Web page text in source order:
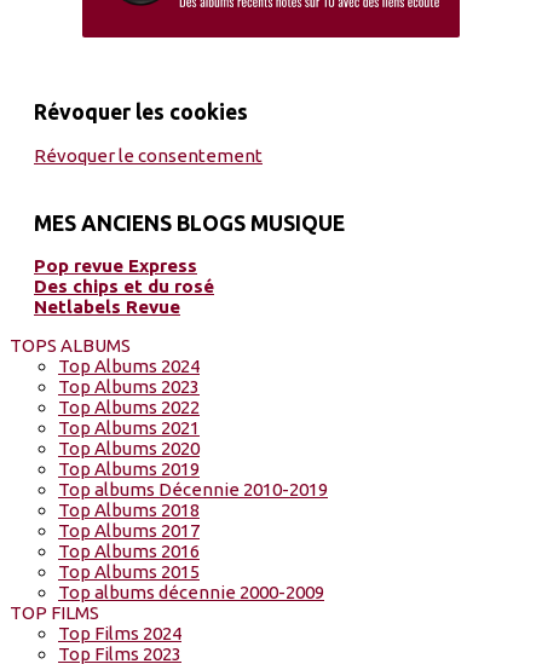
Révoquer les cookies
Révoquer le consentement
MES ANCIENS BLOGS MUSIQUE
Pop revue Express
Des chips et du rosé
Netlabels Revue
TOPS ALBUMS
Top Albums 2024
Top Albums 2023
Top Albums 2022
Top Albums 2021
Top Albums 2020
Top Albums 2019
Top albums Décennie 2010-2019
Top Albums 2018
Top Albums 2017
Top Albums 2016
Top Albums 2015
Top albums décennie 2000-2009
TOP FILMS
Top Films 2024
Top Films 2023